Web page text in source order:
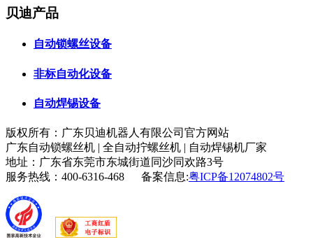
贝迪产品
自动锁螺丝设备
非标自动化设备
自动焊锡设备
版权所有：广东贝迪机器人有限公司官方网站
广东自动锁螺丝机 | 全自动拧螺丝机 | 自动焊锡机厂家
地址：广东省东莞市东城街道同沙同欢路3号
服务热线：400-6316-468 备案信息:粤ICP备12074802号